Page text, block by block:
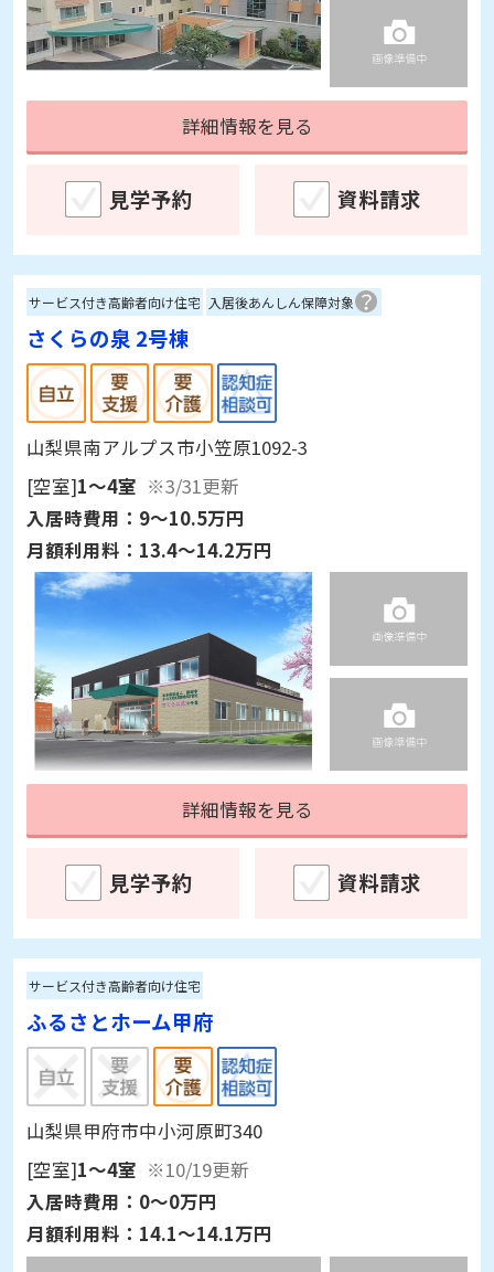
詳細情報を見る
見学予約 資料請求
サービス付き高齢者向け住宅 入居後あんしん保障対象
さくらの泉 2号棟
山梨県南アルプス市小笠原1092-3
[空室]1～4室 ※3/31更新
入居時費用： 9～10.5万円
月額利用料： 13.4～14.2万円
詳細情報を見る
見学予約 資料請求
サービス付き高齢者向け住宅
ふるさとホーム甲府
山梨県甲府市中小河原町340
[空室]1～4室 ※10/19更新
入居時費用： 0～0万円
月額利用料： 14.1～14.1万円